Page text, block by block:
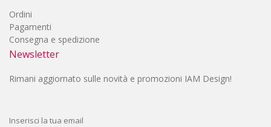
Ordini
Pagamenti
Consegna e spedizione
Newsletter
Rimani aggiornato sulle novità e promozioni IAM Design!
Inserisci la tua email